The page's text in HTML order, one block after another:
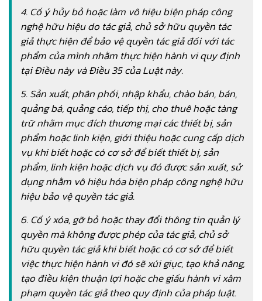
4. Cố ý hủy bỏ hoặc làm vô hiệu biện pháp công
nghệ hữu hiệu do tác giả, chủ sở hữu quyền tác
giả thực hiện để bảo vệ quyền tác giả đối với tác
phẩm của mình nhằm thực hiện hành vi quy định
tại Điều này và Điều 35 của Luật này.
5. Sản xuất, phân phối, nhập khẩu, chào bán, bán,
quảng bá, quảng cáo, tiếp thị, cho thuê hoặc tàng
trữ nhằm mục đích thương mại các thiết bị, sản
phẩm hoặc linh kiện, giới thiệu hoặc cung cấp dịch
vụ khi biết hoặc có cơ sở để biết thiết bị, sản
phẩm, linh kiện hoặc dịch vụ đó được sản xuất, sử
dụng nhằm vô hiệu hóa biện pháp công nghệ hữu
hiệu bảo vệ quyền tác giả.
6. Cố ý xóa, gỡ bỏ hoặc thay đổi thông tin quản lý
quyền mà không được phép của tác giả, chủ sở
hữu quyền tác giả khi biết hoặc có cơ sở để biết
việc thực hiện hành vi đó sẽ xúi giục, tạo khả năng,
tạo điều kiện thuận lợi hoặc che giấu hành vi xâm
phạm quyền tác giả theo quy định của pháp luật.